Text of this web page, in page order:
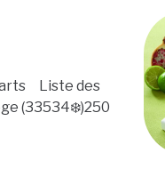
Liste des
(33534❄️)250